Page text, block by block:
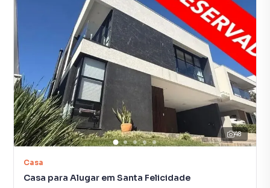
48
Casa
Casa para Alugar em Santa Felicidade